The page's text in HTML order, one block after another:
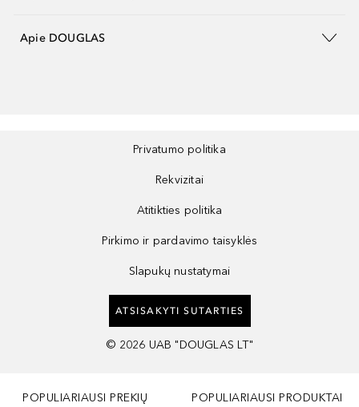
Apie DOUGLAS
Privatumo politika
Rekvizitai
Atitikties politika
Pirkimo ir pardavimo taisyklės
Slapukų nustatymai
ATSISAKYTI SUTARTIES
© 2026 UAB "DOUGLAS LT"
POPULIARIAUSI PREKIŲ
POPULIARIAUSI PRODUKTAI